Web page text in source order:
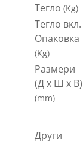
Тегло (Kg)
Тегло вкл.
Опаковка
(Kg)
Размери
(Д х Ш х В)
(mm)
Други